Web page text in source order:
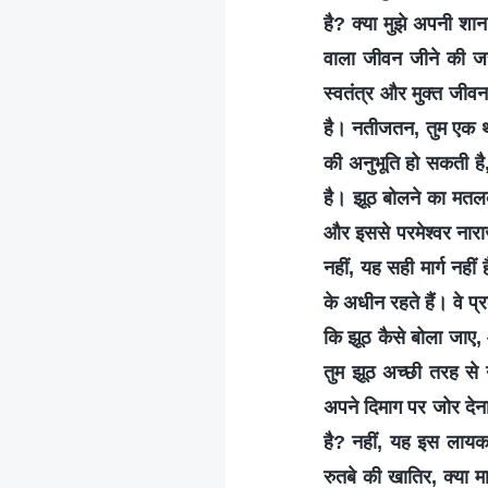
है? क्या मुझे अपनी शान
वाला जीवन जीने की
स्वतंत्र और मुक्त जीवन
है। नतीजतन, तुम एक
की अनुभूति हो सकती
है। झूठ बोलने का
और इससे परमेश्वर
नहीं, यह सही मार्ग
के अधीन रहते हैं। वे
कि झूठ कैसे बोला
तुम झूठ अच्छी तरह से
अपने दिमाग पर जोर
है? नहीं, यह इस
रुतबे की खातिर, क्या